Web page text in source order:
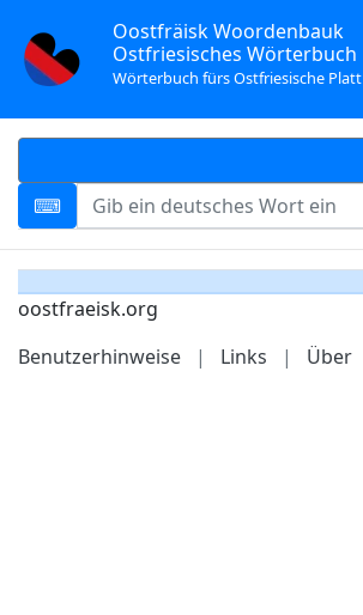
Oostfräisk Woordenbauk
Ostfriesisches Wörterbuch
Wörterbuch fürs Ostfriesische Platt
oostfraeisk.org
Benutzerhinweise
| Links | Über